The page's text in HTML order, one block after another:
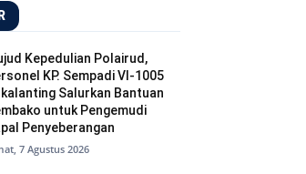
Kepedulian Polairud,
KP. Sempadi VI-1005
Salurkan Bantuan
untuk Pengemudi
Penyeberangan
7 Agustus 2026